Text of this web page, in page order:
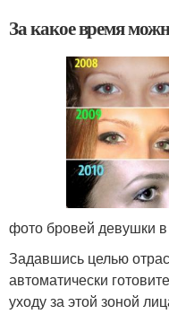
За какое время
фото бровей девушки
Задавшись целью
автоматически
уходу за этой зоной